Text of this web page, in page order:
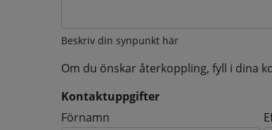
Beskriv din synpunkt här
Om du önskar återkoppling, fyll i dina
Kontaktuppgifter
Kontaktuppgifter
Förnamn